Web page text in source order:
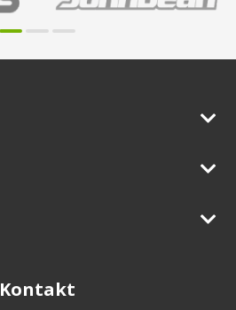
Kontakt